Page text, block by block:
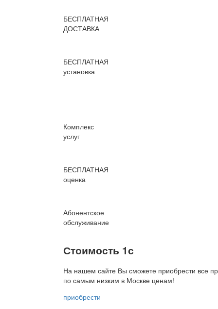
БЕСПЛАТНАЯ
ДОСТАВКА
БЕСПЛАТНАЯ
установка
Комплекс
услуг
БЕСПЛАТНАЯ
оценка
Абонентское
обслуживание
Стоимость 1с
На нашем сайте Вы сможете приобрести все
по самым низким в Москве ценам!
приобрести